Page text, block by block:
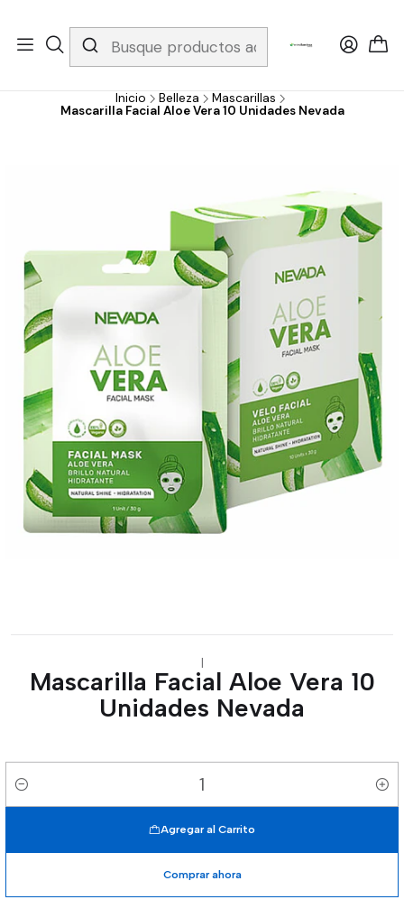
Whatsapp 3229079958/ Fijo 6019251796 / Envios a todo el país y
gratis apartir de 199.000!
Inicio Belleza
Mascarillas
Mascarilla Facial Aloe Vera 10 Unidades Nevada
|
Mascarilla Facial Aloe Vera 10
Unidades Nevada
Cantidad
Agregar al Carrito
Comprar ahora